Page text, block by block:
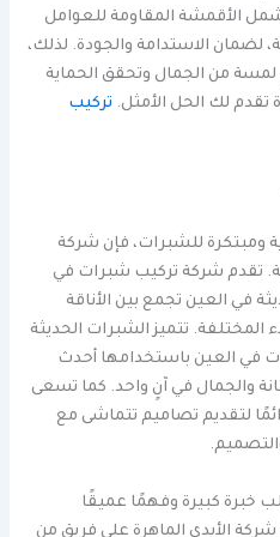
الأقمشة المقاومة للعوامل
لضمان الاستدامة والجودة. لذلك،
من الجمال وتحقق الحماية
تقدم لك الحل الأمثل. تركيب
للشبرات، فإن شركة
تقدم شركة تركيب شبرات في
في العين تجمع بين الأناقة
المختلفة. تتميز الشبرات الحديثة
في العين باستخدامها أحدث
والجمال في آنٍ واحد. كما تسعى
لتقديم تصاميم تتماشى مع
خبرة كبيرة وفهمًا عميقًا
الأيدي الماهرة على فريق من